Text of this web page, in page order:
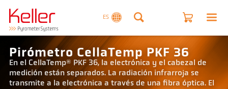
ES
Pirómetro CellaTemp PKF 36
En el CellaTemp® PKF 36, la electrónica y el cabezal de
medición están separados. La radiación infrarroja se
transmite a la electrónica a través de una fibra óptica. El